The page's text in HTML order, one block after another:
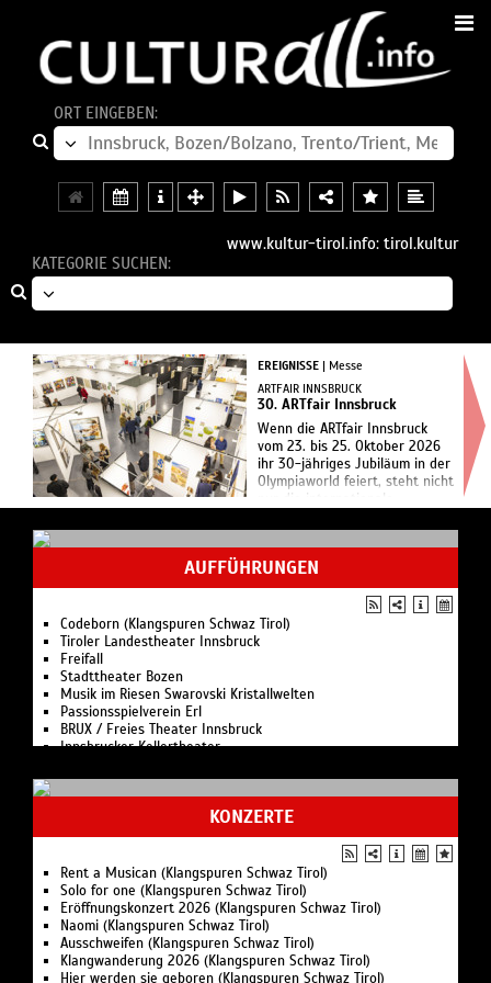
ORT EINGEBEN:
www.kultur-tirol.info: tirol.kultur
KATEGORIE SUCHEN:
EREIGNISSE | Messe
ARTFAIR INNSBRUCK
30. ARTfair Innsbruck
Wenn die ARTfair Innsbruck
vom 23. bis 25. Oktober 2026
ihr 30-jähriges Jubiläum in der
Olympiaworld feiert, steht nicht
nur die internationale
Mittelpunkt. Mit einer
hochkarätigen ...
AUFFÜHRUNGEN
Codeborn (Klangspuren Schwaz Tirol)
Tiroler Landestheater Innsbruck
Freifall
Stadttheater Bozen
Musik im Riesen Swarovski Kristallwelten
Passionsspielverein Erl
BRUX / Freies Theater Innsbruck
Innsbrucker Kellertheater
Kleinkunsttheater Carambolage
KONZERTE
Rent a Musican (Klangspuren Schwaz Tirol)
Solo for one (Klangspuren Schwaz Tirol)
Eröffnungskonzert 2026 (Klangspuren Schwaz Tirol)
Naomi (Klangspuren Schwaz Tirol)
Ausschweifen (Klangspuren Schwaz Tirol)
Klangwanderung 2026 (Klangspuren Schwaz Tirol)
Hier werden sie geboren (Klangspuren Schwaz Tirol)